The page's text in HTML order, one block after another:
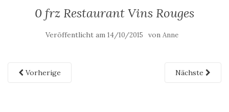
0 frz Restaurant Vins Rouges
Veröffentlicht am 14/10/2015 von Anne
Vorherige Nächste